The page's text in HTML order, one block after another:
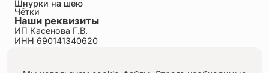
Шнурки на шею
Чётки
Наши реквизиты
ИП Касенова Г.В.
ИНН 690141340620
Пользовательское соглашение